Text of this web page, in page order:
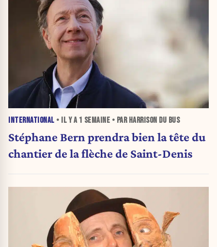
INTERNATIONAL • IL Y A 1 SEMAINE • PAR HARRISON DU BUS
Stéphane Bern prendra bien la tête du
chantier de la flèche de Saint-Denis